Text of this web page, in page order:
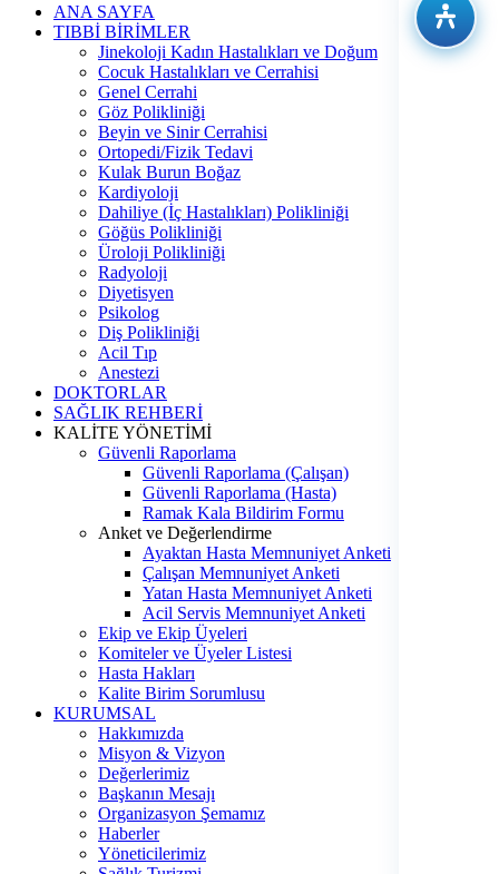
ANA SAYFA
TIBBİ BİRİMLER
Jinekoloji Kadın Hastalıkları ve Doğum
Cocuk Hastalıkları ve Cerrahisi
Genel Cerrahi
Göz Polikliniği
Beyin ve Sinir Cerrahisi
Ortopedi/Fizik Tedavi
Kulak Burun Boğaz
Kardiyoloji
Dahiliye (İç Hastalıkları) Polikliniği
Göğüs Polikliniği
Üroloji Polikliniği
Radyoloji
Diyetisyen
Psikolog
Diş Polikliniği
Acil Tıp
Anestezi
DOKTORLAR
SAĞLIK REHBERİ
KALİTE YÖNETİMİ
Güvenli Raporlama
Güvenli Raporlama (Çalışan)
Güvenli Raporlama (Hasta)
Ramak Kala Bildirim Formu
Anket ve Değerlendirme
Ayaktan Hasta Memnuniyet Anketi
Çalışan Memnuniyet Anketi
Yatan Hasta Memnuniyet Anketi
Acil Servis Memnuniyet Anketi
Ekip ve Ekip Üyeleri
Komiteler ve Üyeler Listesi
Hasta Hakları
Kalite Birim Sorumlusu
KURUMSAL
Hakkımızda
Misyon & Vizyon
Değerlerimiz
Başkanın Mesajı
Organizasyon Şemamız
Haberler
Yöneticilerimiz